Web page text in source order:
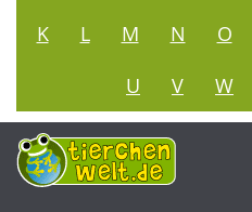
K
L M N O
U
V W